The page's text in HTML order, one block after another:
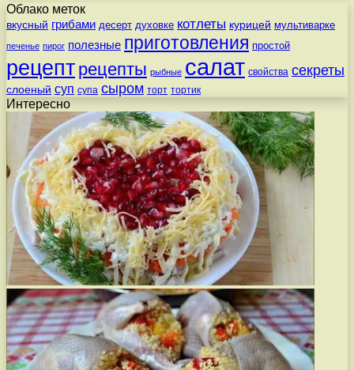
Облако меток
вкусный грибами десерт духовке котлеты курицей мультиварке
печенье пирог полезные приготовления простой
рецепт рецепты рыбные салат свойства секреты
слоеный суп супа сыром торт тортик
Интересно